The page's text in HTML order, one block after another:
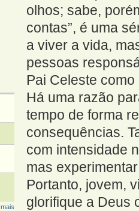
mais
olhos; sabe,
contas”, é uma
a viver a vida,
pessoas
Pai Celeste
Há uma razão
tempo de forma
consequências.
com intensidade
mas
Portanto, jovem,
glorifique a Deus